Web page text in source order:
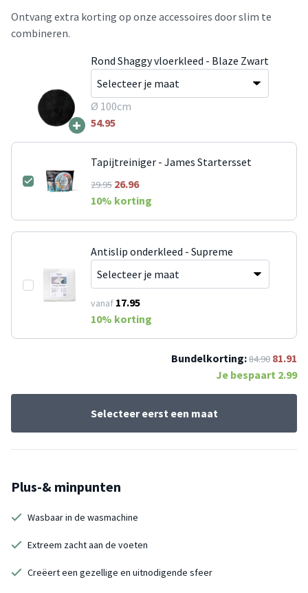
Ontvang extra korting op onze accessoires door slim te
combineren.
+
Rond Shaggy vloerkleed - Blaze Zwart
Ø 100cm
54.95
Tapijtreiniger - James Startersset
29.9526.96
10% korting
Antislip onderkleed - Supreme
vanaf 17.95
10% korting
Bundelkorting:84.90 81.91
Je bespaart 2.99
Selecteer eerst een maat
Plus-& minpunten
Wasbaar in de wasmachine
Extreem zacht aan de voeten
Creëert een gezellige en uitnodigende sfeer